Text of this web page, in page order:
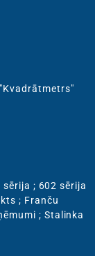
sērija ; 602 sērija
; Franču
; Stalinka